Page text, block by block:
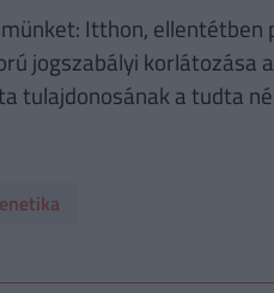
Itthon, ellentétben
jogszabályi korlátozása
tulajdonosának a tudta